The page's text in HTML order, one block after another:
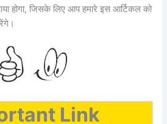
होगा, जिसके लिए आप हमारे इस आर्टिकल को
Link